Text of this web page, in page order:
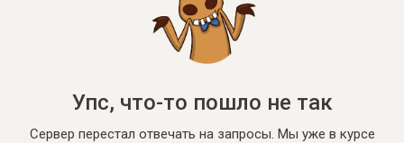
Упс, что-то пошло не так
Сервер перестал отвечать на запросы. Мы уже в курсе